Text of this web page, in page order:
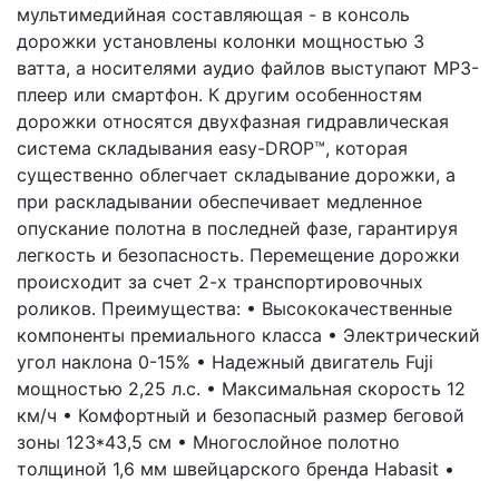
мультимедийная составляющая - в консоль
дорожки установлены колонки мощностью 3
ватта, а носителями аудио файлов выступают MP3-
плеер или смартфон. К другим особенностям
дорожки относятся двухфазная гидравлическая
система складывания easy-DROP™, которая
существенно облегчает складывание дорожки, а
при раскладывании обеспечивает медленное
опускание полотна в последней фазе, гарантируя
легкость и безопасность. Перемещение дорожки
происходит за счет 2-х транспортировочных
роликов. Преимущества: • Высококачественные
компоненты премиального класса • Электрический
угол наклона 0-15% • Надежный двигатель Fuji
мощностью 2,25 л.с. • Максимальная скорость 12
км/ч • Комфортный и безопасный размер беговой
зоны 123*43,5 см • Многослойное полотно
толщиной 1,6 мм швейцарского бренда Habasit •